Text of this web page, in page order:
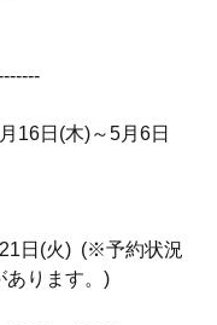
16日(木)～5月6日
日(火)  (※予約状況
あります。)